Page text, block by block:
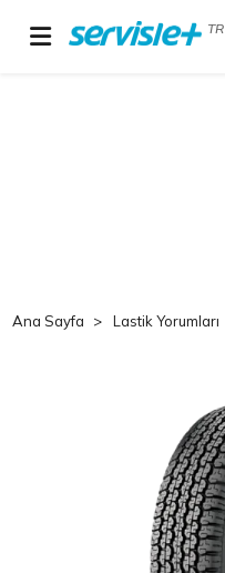
TR
Ana Sayfa Lastik Yorumları